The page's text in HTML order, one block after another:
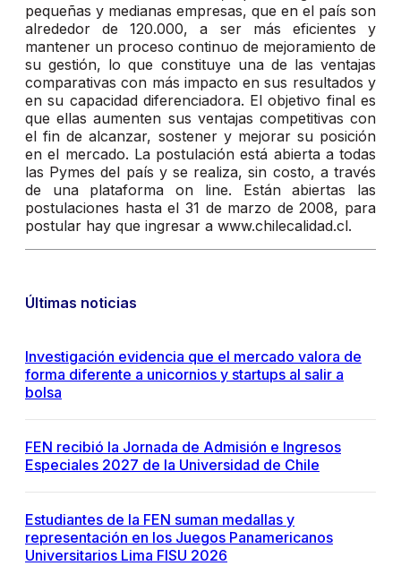
pequeñas y medianas empresas, que en el país son
alrededor de 120.000, a ser más eficientes y
mantener un proceso continuo de mejoramiento de
su gestión, lo que constituye una de las ventajas
comparativas con más impacto en sus resultados y
en su capacidad diferenciadora. El objetivo final es
que ellas aumenten sus ventajas competitivas con
el fin de alcanzar, sostener y mejorar su posición
en el mercado. La postulación está abierta a todas
las Pymes del país y se realiza, sin costo, a través
de una plataforma on line. Están abiertas las
postulaciones hasta el 31 de marzo de 2008, para
postular hay que ingresar a www.chilecalidad.cl.
Últimas noticias
Investigación evidencia que el mercado valora de
forma diferente a unicornios y startups al salir a
bolsa
FEN recibió la Jornada de Admisión e Ingresos
Especiales 2027 de la Universidad de Chile
Estudiantes de la FEN suman medallas y
representación en los Juegos Panamericanos
Universitarios Lima FISU 2026